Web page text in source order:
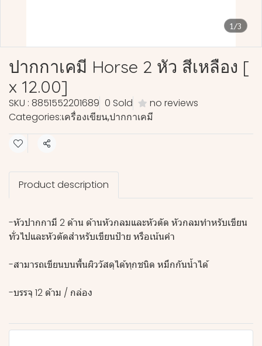
1/3
ปากกาเคมี Horse 2 หัว สีเหลือง [
x 12.00]
SKU : 8851552201689 0 Sold
no reviews
Categories:เครื่องเขียน,ปากกาเคมี
Share
Product description
-หัวปากกามี 2 ด้าน ด้านหัวกลมและหัวตัด หัวกลมทำหรับเขียน
ทั่วไปและหัวตัดสำหรับเขียนป้าย หรือเน้นคำ
-สามารถเขียนบนพื้นผิววัสดุได้ทุกชนิด หมึกกันน้ำได้
-บรรจุ 12 ด้าม / กล่อง